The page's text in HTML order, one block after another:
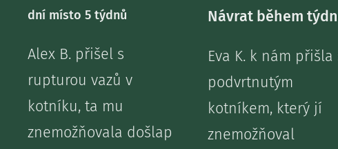
dní místo 5 týdnů
Alex B. přišel s
rupturou vazů v
kotníku, ta mu
znemožňovala došlap
Návrat během
Eva K. k nám přišla
podvrtnutým
kotníkem, který jí
znemožňoval